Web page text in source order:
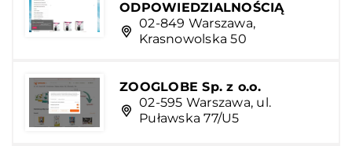
ODPOWIEDZIALNOŚCIĄ
02-849 Warszawa,
Krasnowolska 50
ZOOGLOBE Sp. z o.o.
02-595 Warszawa, ul.
Puławska 77/U5